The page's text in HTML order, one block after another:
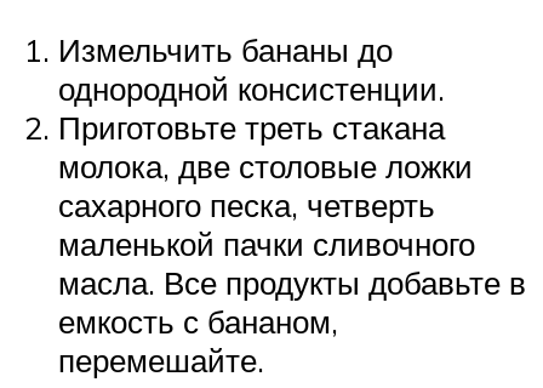
Измельчить бананы до
однородной консистенции.
Приготовьте треть стакана
молока, две столовые ложки
сахарного песка, четверть
маленькой пачки сливочного
масла. Все продукты добавьте в
емкость с бананом,
перемешайте.